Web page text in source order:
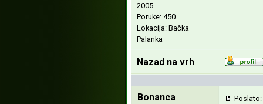
2005
Poruke: 450
Lokacija: Bačka
Palanka
Nazad na vrh
Bonanca Poslato: